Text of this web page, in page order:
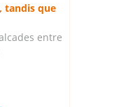
tandis que
entre